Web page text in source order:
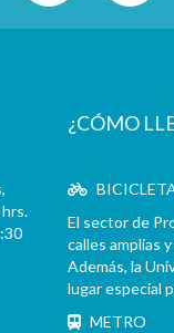
¿CÓMO
El sector de
calles amplias
Además, la
lugar especial
METRO